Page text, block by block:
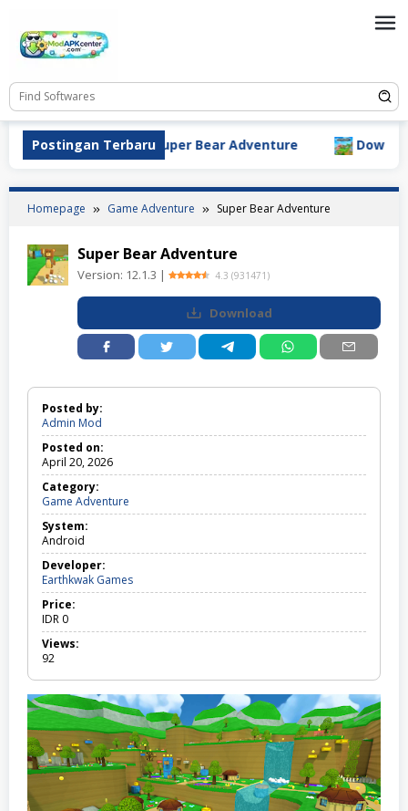
content
Postingan TerbaruSuper Bear Adventure Download
Homepage Game Adventure Super Bear Adventure
Super Bear Adventure
Version: 12.1.3 | 4.3 (931471 )
Download
Posted by:
Admin Mod
Posted on:
April 20, 2026
Category:
Game Adventure
a
d
v
t
e
System:
Android
Developer:
Earthkwak Games
Price:
IDR 0
Views:
92